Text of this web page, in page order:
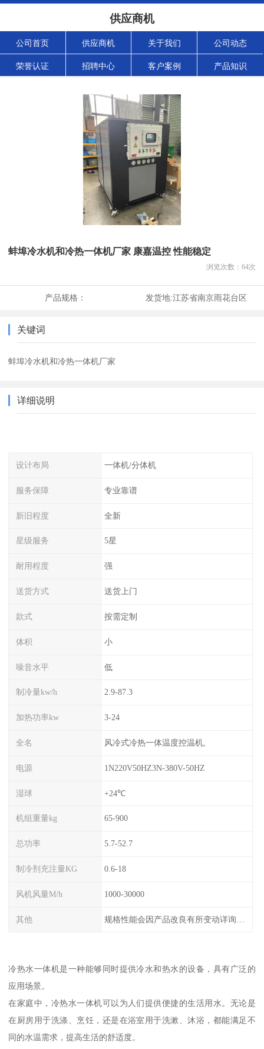
供应商机
公司首页 供应商机 关于我们 公司动态
荣誉认证 招聘中心 客户案例 产品知识
蚌埠冷水机和冷热一体机厂家 康嘉温控 性能稳定
浏览次数： 64次
产品规格： 发货地:江苏省南京雨花台区
关键词
蚌埠冷水机和冷热一体机厂家
详细说明
设计布局 一体机/分体机
服务保障 专业靠谱
新旧程度 全新
星级服务 5星
耐用程度 强
送货方式 送货上门
款式 按需定制
体积 小
噪音水平 低
制冷量kw/h 2.9-87.3
加热功率kw 3-24
全名 风冷式冷热一体温度控温机,
电源 1N220V50HZ3N-380V-50HZ
湿球 +24℃
机组重量kg 65-900
总功率 5.7-52.7
制冷剂充注量KG 0.6-18
风机风量M/h 1000-30000
其他
冷热水一体机是一种能够同时提供冷水和热水的设备，具有广泛的
应用场景。
在家庭中，冷热水一体机可以为人们提供便捷的生活用水。无论是
在厨房用于洗涤、烹饪，还是在浴室用于洗漱、沐浴，都能满足不
同的水温需求，提高生活的舒适度。